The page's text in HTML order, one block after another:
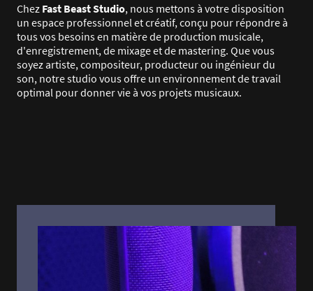
Chez Fast Beast Studio, nous mettons à votre disposition
un espace professionnel et créatif, conçu pour répondre à
tous vos besoins en matière de production musicale,
d'enregistrement, de mixage et de mastering. Que vous
soyez artiste, compositeur, producteur ou ingénieur du
son, notre studio vous offre un environnement de travail
optimal pour donner vie à vos projets musicaux.